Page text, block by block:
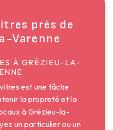
près de
Varenne
À GRÉZIEU-LA-
est une tâche
la propreté et la
à Grézieu-la-
un particulier ou un